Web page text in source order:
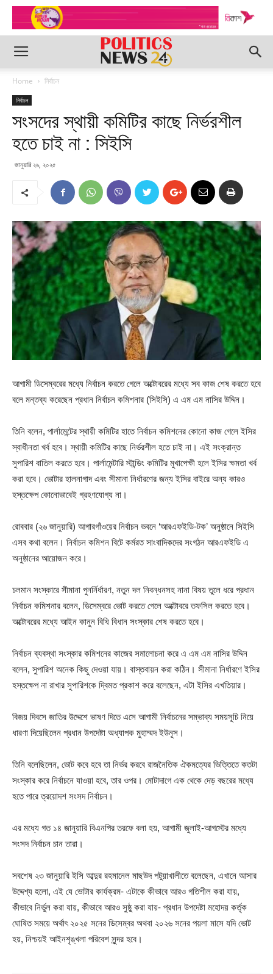
Home নির্বাচন
নির্বাচন
সংসদের স্থায়ী কমিটির কাছে নির্ভরশীল
হতে চাই না : সিইসি
জানুয়ারি ২৬, ২০২৫
আগামী ডিসেম্বরের মধ্যে নির্বাচন করতে গেলে অক্টোবরের মধ্যে সব কাজ শেষ করতে হবে
বলে মন্তব্য করেছেন প্রধান নির্বাচন কমিশনার (সিইসি) এ এম এম নাসির উদ্দিন।
তিনি বলেন, পার্লামেন্টের স্থায়ী কমিটির হাতে নির্বাচন কমিশনের কোনো কাজ গেলে ইসির
স্বাধীনতা খর্ব হবে। স্থায়ী কমিটির কাছে নির্ভরশীল হতে চাই না। এই সংক্রান্ত
সুপারিশ বাতিল করতে হবে। পার্লামেন্টারি স্টান্ডিং কমিটির মুখাপেক্ষী হলে ইসির ক্ষমতা খর্ব
করা হবে। ভোটার হালনাগাদ এবং সীমানা নির্ধারণের জন্য ইসির বাইরে অন্য কারও
হস্তক্ষেপ কোনোভাবেই গ্রহণযোগ্য না।
রোববার (২৬ জানুয়ারি) আগারগাঁওয়ের নির্বাচন ভবনে ‘আরএফইডি-টক’ অনুষ্ঠানে সিইসি
এসব কথা বলেন। নির্বাচন কমিশন বিটে কর্মরত সাংবাদিকদের সংগঠন আরএফইডি এ
অনুষ্ঠানের আয়োজন করে।
চলমান সংস্কারে সীমানা পুনর্নির্ধারণ, নতুন দল নিবন্ধনসহ নানা বিষয় তুলে ধরে প্রধান
নির্বাচন কমিশনার বলেন, ডিসেম্বরে ভোট করতে গেলে অক্টোবরে তফসিল করতে হবে।
অক্টোবরের মধ্যে আইন কানুন বিধি বিধান সংস্কার শেষ করতে হবে।
নির্বাচন ব্যবস্থা সংস্কার কমিশনের কাজের সমালোচনা করে এ এম এম নাসির উদ্দিন
বলেন, সুপারিশ অনেক কিছু দেওয়া যায়। বাস্তবায়ন করা কঠিন। সীমানা নির্ধারণে ইসির
হস্তক্ষেপ না রাখার সুপারিশকে দ্বিমত প্রকাশ করে বলেছেন, এটা ইসির এখতিয়ার।
বিজয় দিবসে জাতির উদ্দেশে ভাষণ দিতে এসে আগামী নির্বাচনের সম্ভাব্য সময়সূচি নিয়ে
ধারণা দিয়েছিলেন প্রধান উপদেষ্টা অধ্যাপক মুহাম্মদ ইউনূস।
তিনি বলেছিলেন, ভোট কবে হবে তা নির্ভর করবে রাজনৈতিক ঐকমত্যের ভিত্তিতে কতটা
সংস্কার করে নির্বাচনে যাওয়া হবে, তার ওপর। মোটাদাগে এক থেকে দেড় বছরের মধ্যে
হতে পারে ত্রয়োদশ সংসদ নির্বাচন।
এর মধ্যে গত ১৪ জানুয়ারি বিএনপির তরফে বলা হয়, আগামী জুলাই-আগস্টের মধ্যে
সংসদ নির্বাচন চান তারা।
সবশেষ ২৩ জানুয়ারি ইসি আব্দুর রহমানেল মাছউদ পটুয়াখালীতে বলেছেন, এখানে আসার
উদ্দেশ্য হলো, এই যে ভোটার কার্যক্রম- এটাকে কীভাবে আরও গতিশীল করা যায়,
কীভাবে নির্ভুল করা যায়, কীভাবে আরও সুষ্ঠু করা যায়- প্রধান উপদেষ্টা মহোদয় কর্তৃক
ঘোষিত সময়ে অর্থাৎ ২০২৫ সনের ডিসেম্বর অথবা ২০২৬ সনের পয়লা মাসে যদি ভোট
হয়, নিশ্চয়ই আইনশৃঙ্খলা পরিবেশ সুন্দর হবে।